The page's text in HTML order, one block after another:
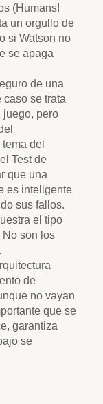
(Humans!
un orgullo de
si Watson no
se apaga
de una
caso se trata
juego, pero
del
Test de
que una
es inteligente
sus fallos.
el tipo
No son los
de
no vayan
que se
garantiza
se